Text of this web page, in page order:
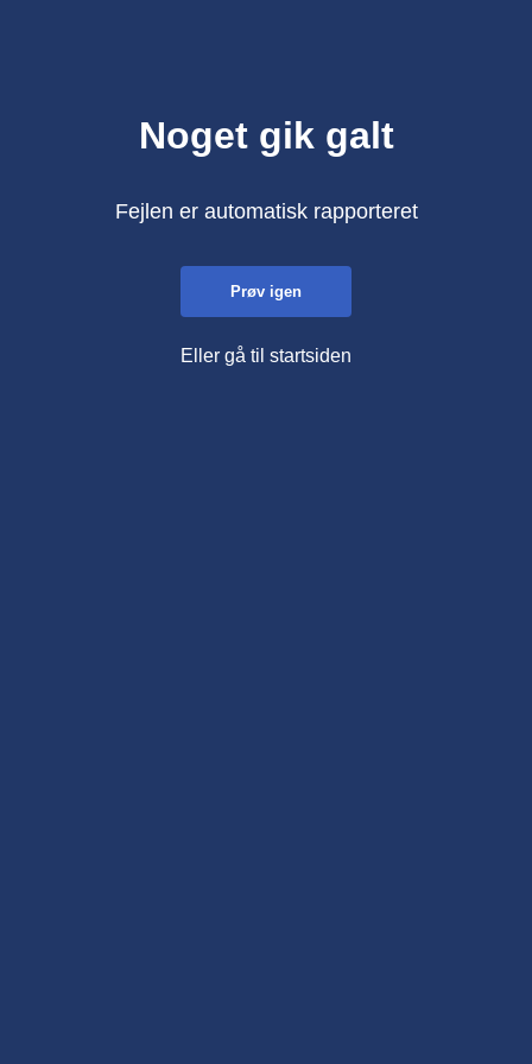
Noget gik galt
Fejlen er automatisk rapporteret
Prøv igen
Eller gå til startsiden